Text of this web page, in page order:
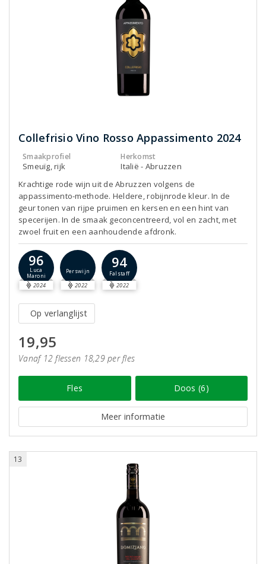
Collefrisio Vino Rosso Appassimento 2024
Smaakprofiel
Smeuïg, rijk
Herkomst
Italië - Abruzzen
Krachtige rode wijn uit de Abruzzen volgens de
appassimento-methode. Heldere, robijnrode kleur. In de
geur tonen van rijpe pruimen en kersen en een hint van
specerijen. In de smaak geconcentreerd, vol en zacht, met
zwoel fruit en een aanhoudende afdronk.
96
Luca
Maroni
2024
Perswijn
2022
94
Falstaff
2022
Op verlanglijst
19,95
Vanaf 12 flessen 18,29 per fles
Fles Doos (6)
Meer informatie
13